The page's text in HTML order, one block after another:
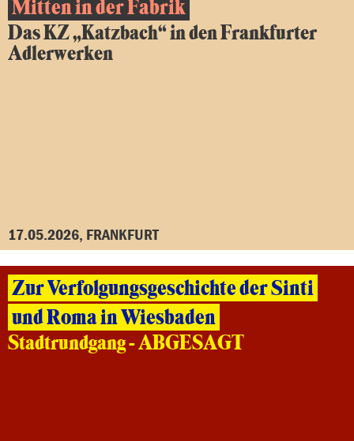
Mitten in der Fabrik
Das KZ „Katzbach“ in den Frankfurter
Adlerwerken
17.05.2026, FRANKFURT
Zur Verfolgungsgeschichte der Sinti
und Roma in Wiesbaden
Stadtrundgang - ABGESAGT